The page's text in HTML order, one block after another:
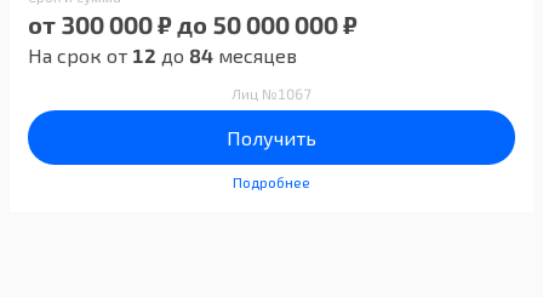
от 300 000 ₽ до 50 000 000 ₽
На срок от 12 до 84 месяцев
Лиц №1067
Получить
Подробнее